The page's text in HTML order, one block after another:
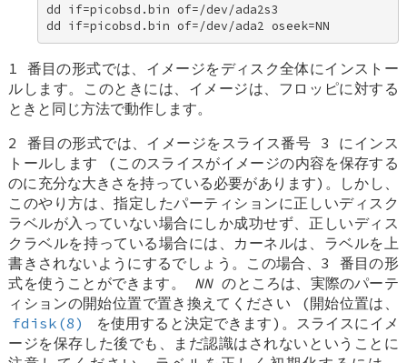
dd if=picobsd.bin of=/dev/ada2s3
dd if=picobsd.bin of=/dev/ada2 oseek=NN
1 番目の形式では、イメージをディスク全体にインストー
ルします。このときには、イメージは、フロッピに対する
ときと同じ方法で動作します。
2 番目の形式では、イメージをスライス番号 3 にインス
トールします (このスライスがイメージの内容を保存する
のに充分な大きさを持っている必要があります)。しかし、
このやり方は、指定したパーティションに正しいディスク
ラベルが入っていない場合にしか成功せず、正しいディス
クラベルを持っている場合には、カーネルは、ラベルを上
書きされないようにするでしょう。この場合、3 番目の形
式を使うことができます。 NNのところは、実際のパーテ
ィションの開始位置で置き換えてください (開始位置は、
fdisk(8)
を使用すると決定できます)。スライスにイメ
ージを保存した後でも、まだ認識はされないということに